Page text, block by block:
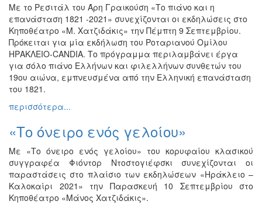
Με το Ρεσιτάλ του Άρη Γραικούση «Το πιάνο και η
επανάσταση 1821 -2021» συνεχίζονται οι εκδηλώσεις στο
Κηποθέατρο «Μ. Χατζιδάκις» την Πέμπτη 9 Σεπτεμβρίου.
Πρόκειται για μία εκδήλωση του Ροταριανού Ομίλου
ΗΡΑΚΛΕΙΟ-CANDIA. Το πρόγραμμα περιλαμβάνει έργα
για σόλο πιάνο Ελλήνων και φιλελλήνων συνθετών του
19ου αιώνα, εμπνευσμένα από την Ελληνική επανάσταση
του 1821.
περισσότερα...
«Το όνειρο ενός γελοίου»
Με «Το όνειρο ενός γελοίου» του κορυφαίου κλασικού
συγγραφέα Φιόντορ Ντοστογιέφσκι συνεχίζονται οι
παραστάσεις στο πλαίσιο των εκδηλώσεων «Ηράκλειο –
Καλοκαίρι 2021» την Παρασκευή 10 Σεπτεμβρίου στο
Κηποθέατρο «Μάνος Χατζιδάκις».